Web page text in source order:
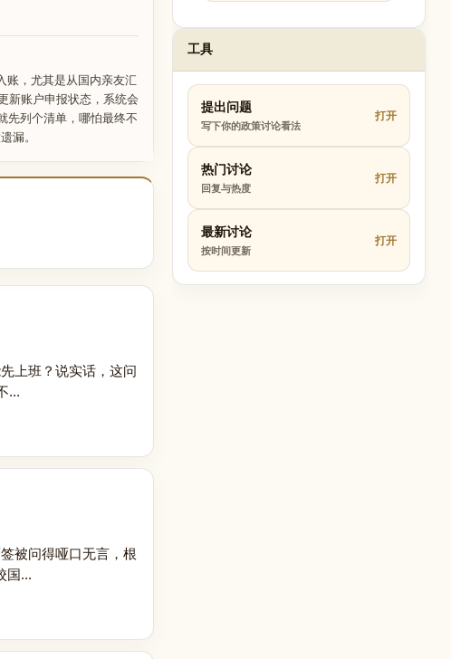
账，尤其是从国内亲友汇
新账户申报状态，系统会
先列个清单，哪怕最终不
漏。
上班？说实话，这问
...
被问得哑口无言，根
国...
工具
提出问题
写下你的政策讨论看法
打开
热门讨论
回复与热度
打开
最新讨论
按时间更新
打开